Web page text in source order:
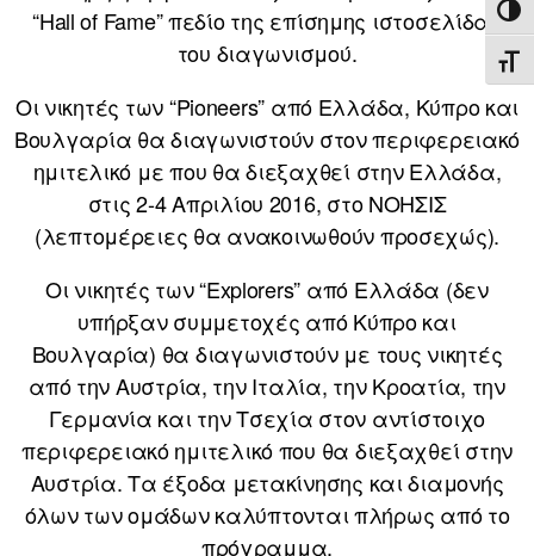
“Hall of Fame” πεδίο της επίσημης ιστοσελίδας
του διαγωνισμού.
Οι νικητές των “Pioneers” από Ελλάδα, Κύπρο και
Βουλγαρία θα διαγωνιστούν στον περιφερειακό
ημιτελικό με που θα διεξαχθεί στην Ελλάδα,
στις 2-4 Απριλίου 2016, στο ΝΟΗΣΙΣ
(λεπτομέρειες θα ανακοινωθούν προσεχώς).
Οι νικητές των “Explorers” από Ελλάδα (δεν
υπήρξαν συμμετοχές από Κύπρο και
Βουλγαρία) θα διαγωνιστούν με τους νικητές
από την Αυστρία, την Ιταλία, την Κροατία, την
Γερμανία και την Τσεχία στον αντίστοιχο
περιφερειακό ημιτελικό που θα διεξαχθεί στην
Αυστρία. Τα έξοδα μετακίνησης και διαμονής
όλων των ομάδων καλύπτονται πλήρως από το
πρόγραμμα.